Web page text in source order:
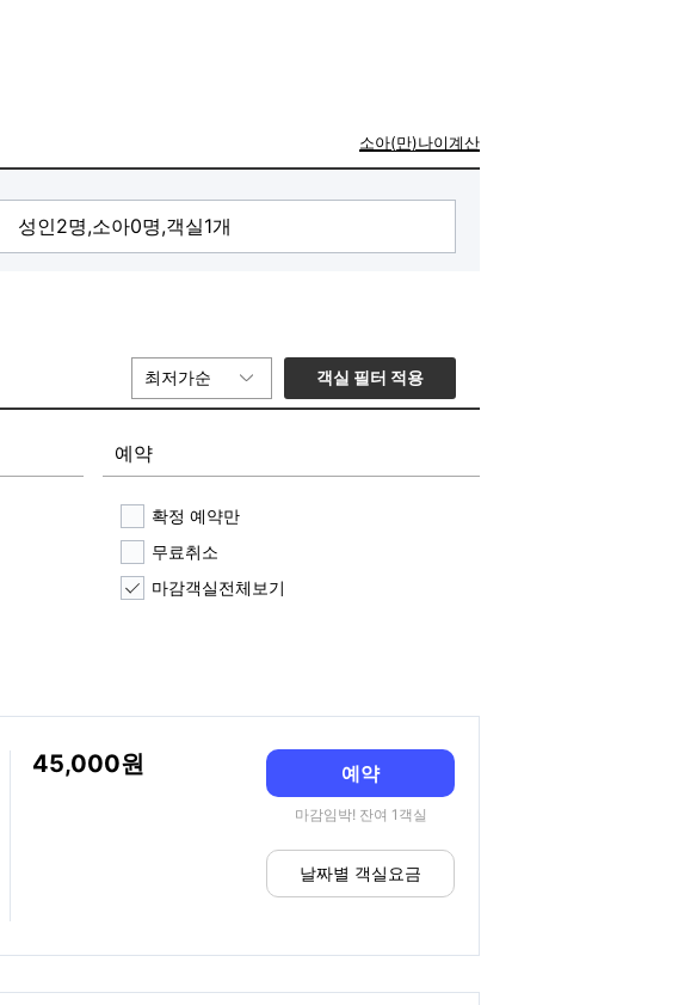
소아(만)나이계산
최저가순 객실 필터 적용
예약
확정 예약만
무료취소
마감객실전체보기
45,000 예약
마감임박! 잔여 1객실
날짜별 객실요금